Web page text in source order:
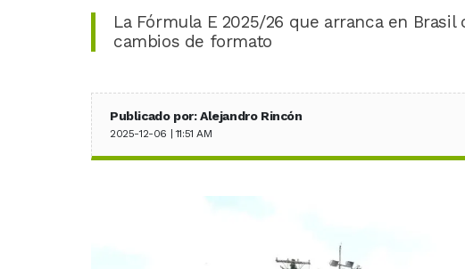
La Fórmula E 2025/26 que arranca en
cambios de formato
Publicado por: Alejandro Rincón
2025-12-06 | 11:51 AM